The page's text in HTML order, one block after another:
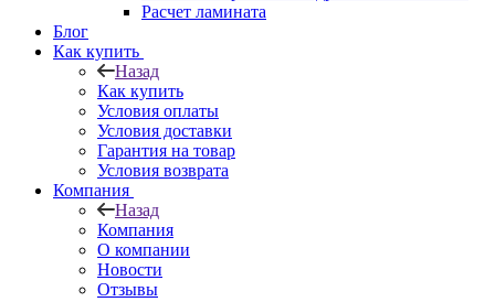
Расчет ламината
Блог
Как купить
Назад
Как купить
Условия оплаты
Условия доставки
Гарантия на товар
Условия возврата
Компания
Назад
Компания
О компании
Новости
Отзывы